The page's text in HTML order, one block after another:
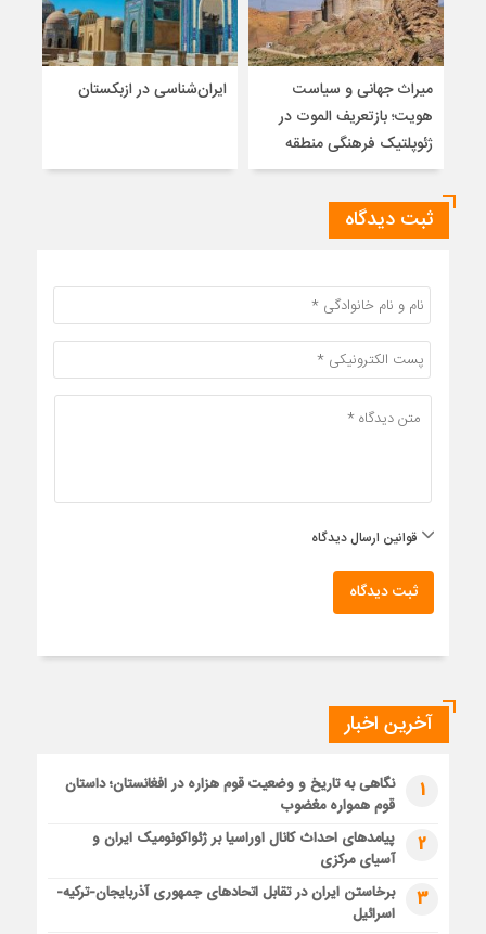
میراث جهانی و سیاست
هویت؛ بازتعریف الموت در
ژئوپلتیک فرهنگی منطقه
ایران‌شناسی در ازبکستان
ثبت دیدگاه
قوانین ارسال دیدگاه
ثبت دیدگاه
آخرین اخبار
1
نگاهی به تاریخ و وضعیت قوم هزاره در افغانستان؛ داستان
قوم همواره مغضوب
2
پیامدهای احداث کانال اوراسیا بر ژئواکونومیک ایران و
آسیای مرکزی
3
برخاستن ایران در تقابل اتحادهای جمهوری آذربایجان-ترکیه-
اسرائیل